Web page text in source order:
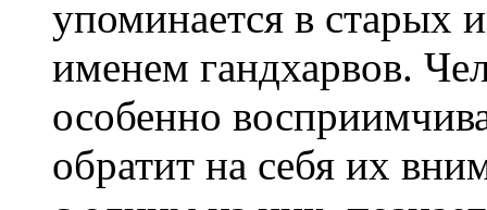
упоминается в старых
именем гандхарвов.
особенно
обратит на себя их